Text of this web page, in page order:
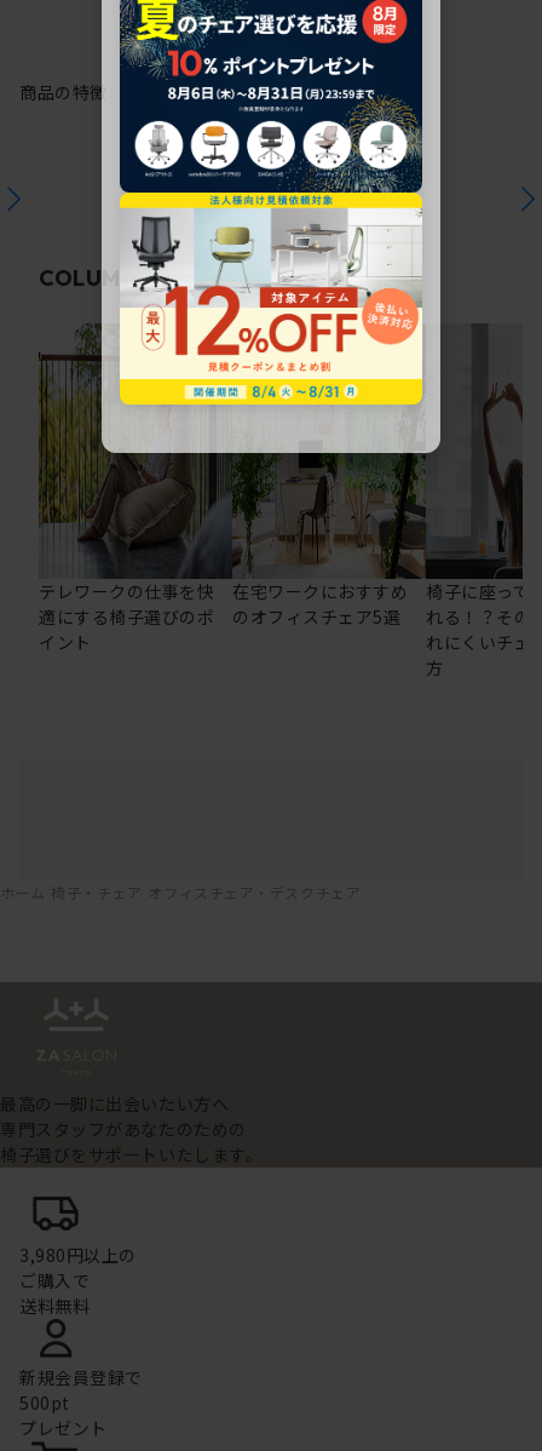
商品の特徴
COLUMN関連コラム
テレワークの仕事を快
適にする椅子選びのポ
イント
在宅ワークにおすすめ
のオフィスチェア5選
椅子に座って
れる！？その
れにくいチェ
方
ホーム 椅子・チェア オフィスチェア・デスクチェア
最高の一脚に出会いたい方へ
専門スタッフがあなたのための
椅子選びをサポートいたします。
3,980円以上の
ご購入で
送料無料
新規会員登録で
500pt
プレゼント